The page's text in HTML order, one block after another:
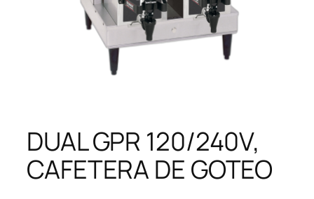
DUAL GPR 120/240V,
CAFETERA DE GOTEO